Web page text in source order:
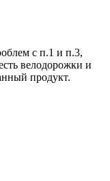
с п.1 и п.3,
велодорожки и
продукт.